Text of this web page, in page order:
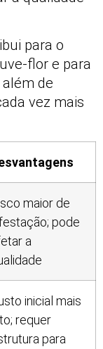
para o
flor e para
de
vez mais
maior de
pode
a
inicial mais
requer
para